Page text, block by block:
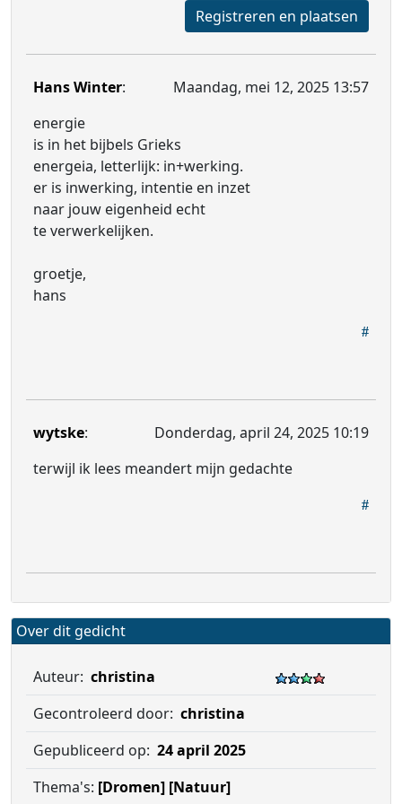
Registreren en plaatsen
Hans Winter:
Maandag, mei 12, 2025 13:57
energie
is in het bijbels Grieks
energeia, letterlijk: in+werking.
er is inwerking, intentie en inzet
naar jouw eigenheid echt
te verwerkelijken.
groetje,
hans
wytske:
Donderdag, april 24, 2025 10:19
terwijl ik lees meandert mijn gedachte
Over dit gedicht
Auteur: christina
Gecontroleerd door: christina
Gepubliceerd op: 24 april 2025
Thema's: [Dromen] [Natuur]